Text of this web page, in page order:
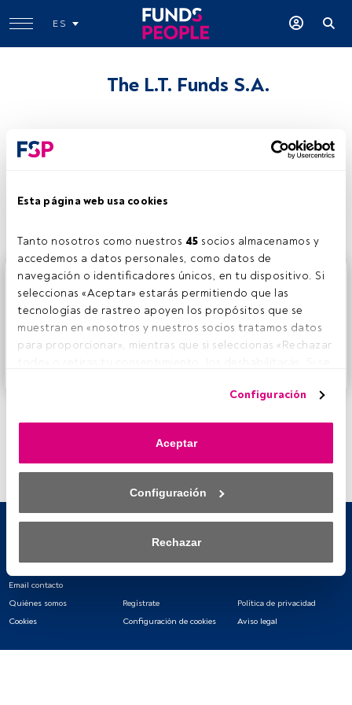
Esta página web usa cookies
Tanto nosotros como nuestros 45 socios almacenamos y
accedemos a datos personales, como datos de
navegación o identificadores únicos, en tu dispositivo. Si
seleccionas «Aceptar» estarás permitiendo que las
tecnologías de rastreo apoyen los propósitos que se
muestran en «nosotros y nuestros socios tratamos datos
para proporcionar», mientras que si seleccionas «Rechazar
anuncios que ves podrían dejar de ser relevantes para ti.
momento haciendo clic en el enlace «Preferencias de
privacidad» que aparece en la parte inferior de la página
la izquierda de la página web). Tus opciones tendrán
saber más, consulta nuestra política de privacidad.
datos para proporcionar:
activamente las características del dispositivo para su
identificación. Almacenar la información en un dispositivo
Configuración
Aceptar
Configuración
Rechazar
ES
The L.T. Funds S.A.
Este es un artículo exclusivo para los usuarios registrados
de FundsPeople. Si ya estás registrado, accede desde el
botón Login. Si aún no tienes cuenta, te invitamos a
registrarte y disfrutar de todo el universo que ofrece
FundsPeople.
Email contacto
Quiénes somos
Regístrate
Política de privacidad
Cookies
Configuración de cookies Aviso legal